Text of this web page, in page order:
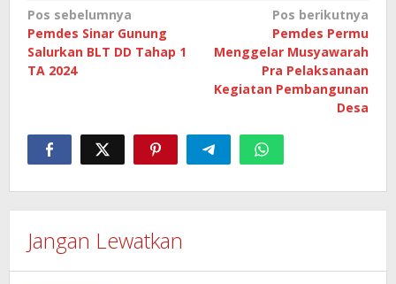
Navigasi
pos
Pos sebelumnya
Pemdes Sinar Gunung
Salurkan BLT DD Tahap 1
TA 2024
Pos berikutnya
Pemdes Permu
Menggelar Musyawarah
Pra Pelaksanaan
Kegiatan Pembangunan
Desa
Jangan Lewatkan